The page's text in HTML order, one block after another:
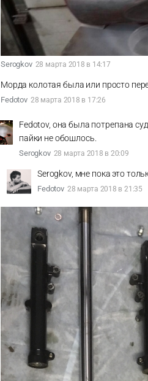
Serogkov 28 марта 2018 в 14:17
Морда колотая была или просто
Fedotov 28 марта 2018 в 17:26
Fedotov, она была потрепана
пайки не обошлось.
Serogkov 28 марта 2018 в 20:09
Serogkov, мне пока это
Fedotov 28 марта 2018 в 21:35